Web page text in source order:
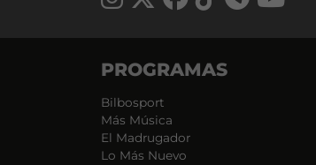
PROGRAMAS
Bilbosport
Más Música
El Madrugador
Lo Más Nuevo